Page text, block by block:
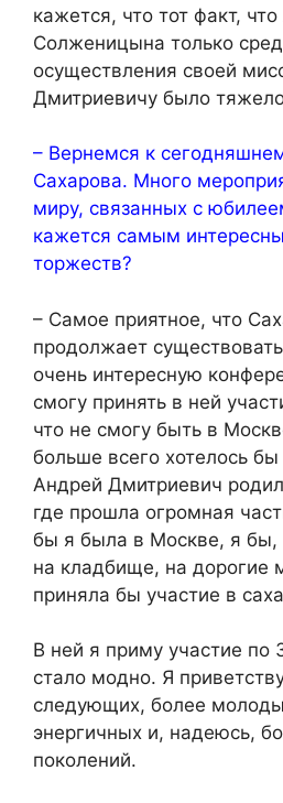
кажется, что тот факт,
Солженицына только
осуществления своей
Дмитриевичу было
– Вернемся к
Сахарова. Много
миру, связанных с
кажется самым
торжеств?
– Самое приятное, что
продолжает
очень интересную
смогу принять в ней
что не смогу быть в
больше всего хотелось
Андрей Дмитриевич
где прошла огромная
бы я была в Москве, я бы,
на кладбище, на дорогие
приняла бы участие в
В ней я приму участие по
стало модно. Я
следующих, более
энергичных и, надеюсь,
поколений.